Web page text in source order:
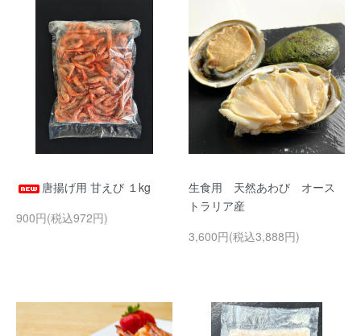
唐揚げ用 甘えび １kg
900円(税込972円)
生食用 天然あわび オース
トラリア産
3,600円(税込3,888円)